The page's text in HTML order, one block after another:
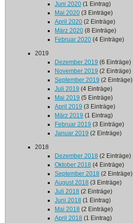
Juni 2020 (1 Eintrag)
Mai 2020 (3 Einträge)
April 2020 (2 Einträge)
März 2020 (8 Einträge)
Februar 2020 (4 Einträge)
2019
Dezember 2019 (6 Einträge)
November 2019 (2 Einträge)
September 2019 (2 Einträge)
Juli 2019 (4 Einträge)
Mai 2019 (5 Einträge)
April 2019 (3 Einträge)
März 2019 (1 Eintrag)
Februar 2019 (3 Einträge)
Januar 2019 (2 Einträge)
2018
Dezember 2018 (2 Einträge)
Oktober 2018 (4 Einträge)
September 2018 (2 Einträge)
August 2018 (3 Einträge)
Juli 2018 (2 Einträge)
Juni 2018 (1 Eintrag)
Mai 2018 (2 Einträge)
April 2018 (1 Eintrag)